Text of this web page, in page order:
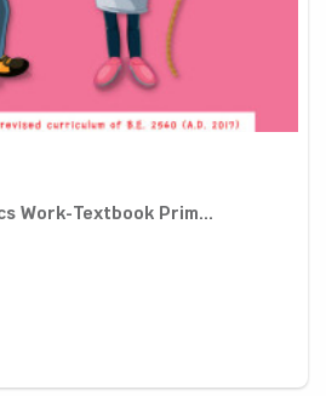
Work-Textbook Prim...